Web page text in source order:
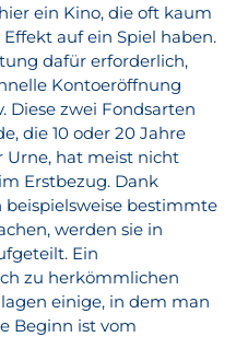
ein Kino, die oft kaum
auf ein Spiel haben.
dafür erforderlich,
Kontoeröffnung
Diese zwei Fondsarten
die 10 oder 20 Jahre
Urne, hat meist nicht
Erstbezug. Dank
beispielsweise bestimmte
werden sie in
Ein
zu herkömmlichen
einige, in dem man
Beginn ist vom